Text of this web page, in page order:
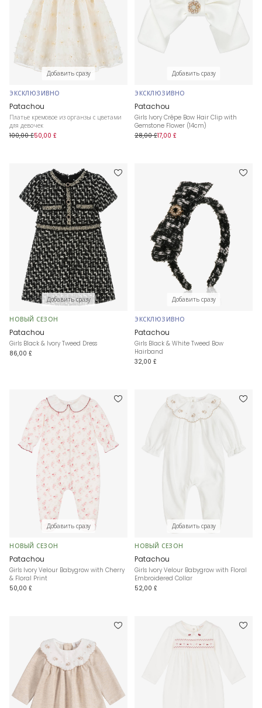
Добавить сразу
ЭКСКЛЮЗИВНО
Patachou
Платье кремовое из органзы с цветами
для девочек
100,00 £50,00 £
Добавить сразу
ЭКСКЛЮЗИВНО
Patachou
Girls Ivory Crêpe Bow Hair Clip with
Gemstone Flower (14cm)
28,00 £17,00 £
Добавить сразу
НОВЫЙ СЕЗОН
Patachou
Girls Black & Ivory Tweed Dress
86,00 £
Добавить сразу
ЭКСКЛЮЗИВНО
Patachou
Girls Black & White Tweed Bow
Hairband
32,00 £
Добавить сразу
НОВЫЙ СЕЗОН
Patachou
Girls Ivory Velour Babygrow with Cherry
& Floral Print
50,00 £
Добавить сразу
НОВЫЙ СЕЗОН
Patachou
Girls Ivory Velour Babygrow with Floral
Embroidered Collar
52,00 £